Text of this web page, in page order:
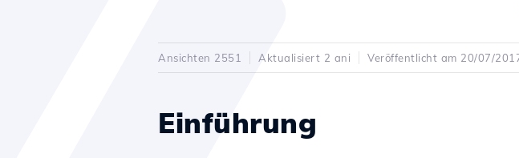
Ansichten 2551 Aktualisiert 2 ani Veröffentlicht am 20/07/
Einführung